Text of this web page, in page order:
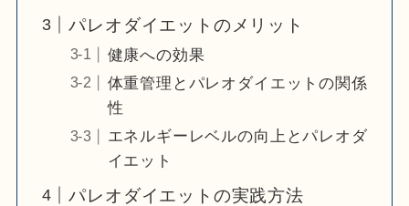
パレオダイエットのメリット
健康への効果
体重管理とパレオダイエットの関係
性
エネルギーレベルの向上とパレオダ
イエット
パレオダイエットの実践方法